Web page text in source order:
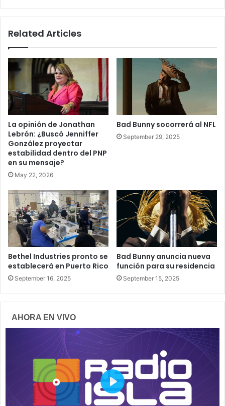
Related Articles
La opinión de Jonathan
Lebrón: ¿Buscó Jenniffer
González proyectar
estabilidad dentro del PNP
en su mensaje?
May 22, 2026
Bad Bunny socorrerá al NFL
September 29, 2025
Bethel Industries pronto se
establecerá en Puerto Rico
September 16, 2025
Bad Bunny anuncia nueva
función para su residencia
September 15, 2025
AHORA EN VIVO
P